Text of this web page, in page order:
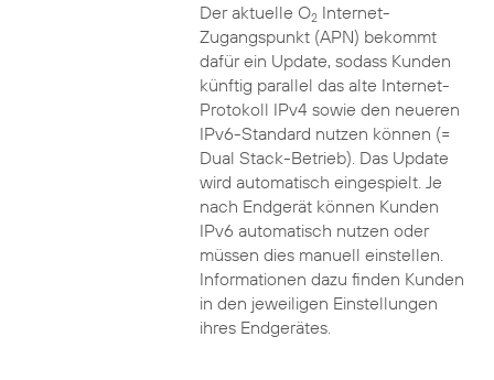
Der aktuelle O2Internet-
Zugangspunkt (APN) bekommt
dafür ein Update, sodass Kunden
künftig parallel das alte Internet-
Protokoll IPv4 sowie den neueren
IPv6-Standard nutzen können (=
Dual Stack-Betrieb). Das Update
wird automatisch eingespielt. Je
nach Endgerät können Kunden
IPv6 automatisch nutzen oder
müssen dies manuell einstellen.
Informationen dazu finden Kunden
in den jeweiligen Einstellungen
ihres Endgerätes.